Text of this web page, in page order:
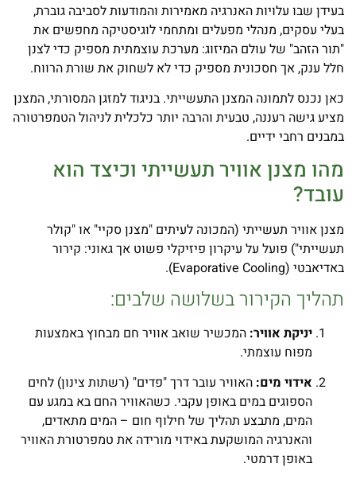
בעידן שבו עלויות האנרגיה מאמירות והמודעות לסביבה גוברת,
בעלי עסקים, מנהלי מפעלים ומתחמי לוגיסטיקה מחפשים את
"תור הזהב" של עולם המיזוג: מערכת עוצמתית מספיק כדי לצנן
חלל ענק, אך חסכונית מספיק כדי לא לשחוק את שורת הרווח.
כאן נכנס לתמונה המצנן התעשייתי. בניגוד למזגן המסורתי, המצנן
מציע גישה רעננה, טבעית והרבה יותר כלכלית לניהול הטמפרטורה
במבנים רחבי ידיים.
מהו מצנן אוויר תעשייתי וכיצד הוא
עובד?
מצנן אוויר תעשייתי (המכונה לעיתים "מצנן סקיי" או "קולר
תעשייתי") פועל על עיקרון פיזיקלי פשוט אך גאוני: קירור
באדיאבטי (Evaporative Cooling).
תהליך הקירור בשלושה שלבים:
יניקת אוויר: המכשיר שואב אוויר חם מבחוץ באמצעות
מפוח עוצמתי.
אידוי מים: האוויר עובר דרך "פדים" (רשתות צינון) לחים
הספוגים במים באופן עקבי. כשהאוויר החם בא במגע עם
המים, מתבצע תהליך של חילוף חום – המים מתאדים,
והאנרגיה המושקעת באידוי מורידה את טמפרטורת האוויר
באופן דרמטי.